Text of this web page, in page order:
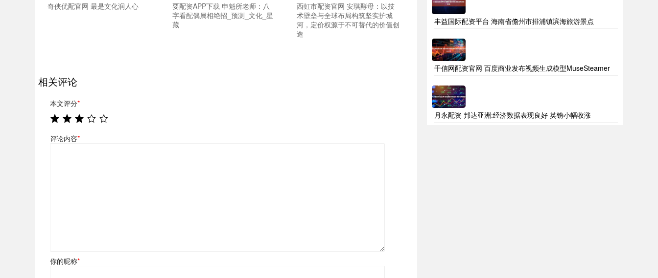
奇侠优配官网 最是文化润人心
要配资APP下载 申魁所老师：八
字看配偶属相绝招_预测_文化_星
藏
西虹市配资官网 安琪酵母：以技
术壁垒与全球布局构筑坚实护城
河，定价权源于不可替代的价值创
造
相关评论
本文评分*
评论内容*
你的昵称*
丰益国际配资平台 海南省儋州市排浦镇滨海旅游景点
千信网配资官网 百度商业发布视频生成模型MuseSteamer
月永配资 邦达亚洲:经济数据表现良好 英镑小幅收涨